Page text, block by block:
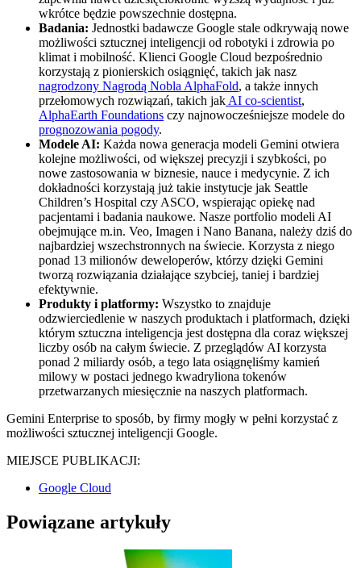
wkrótce będzie powszechnie dostępna.
Badania: Jednostki badawcze Google stale odkrywają nowe
możliwości sztucznej inteligencji od robotyki i zdrowia po
klimat i mobilność. Klienci Google Cloud bezpośrednio
korzystają z pionierskich osiągnięć, takich jak nasz
nagrodzony Nagrodą Nobla AlphaFold, a także innych
przełomowych rozwiązań, takich jak AI co-scientist,
AlphaEarth Foundations czy najnowocześniejsze modele do
prognozowania pogody.
Modele AI: Każda nowa generacja modeli Gemini otwiera
kolejne możliwości, od większej precyzji i szybkości, po
nowe zastosowania w biznesie, nauce i medycynie. Z ich
dokładności korzystają już takie instytucje jak Seattle
Children’s Hospital czy ASCO, wspierając opiekę nad
pacjentami i badania naukowe. Nasze portfolio modeli AI
obejmujące m.in. Veo, Imagen i Nano Banana, należy dziś do
najbardziej wszechstronnych na świecie. Korzysta z niego
ponad 13 milionów deweloperów, którzy dzięki Gemini
tworzą rozwiązania działające szybciej, taniej i bardziej
efektywnie.
Produkty i platformy: Wszystko to znajduje
odzwierciedlenie w naszych produktach i platformach, dzięki
którym sztuczna inteligencja jest dostępna dla coraz większej
liczby osób na całym świecie. Z przeglądów AI korzysta
ponad 2 miliardy osób, a tego lata osiągnęliśmy kamień
milowy w postaci jednego kwadryliona tokenów
przetwarzanych miesięcznie na naszych platformach.
Gemini Enterprise to sposób, by firmy mogły w pełni korzystać z
możliwości sztucznej inteligencji Google.
MIEJSCE PUBLIKACJI:
Google Cloud
Powiązane artykuły